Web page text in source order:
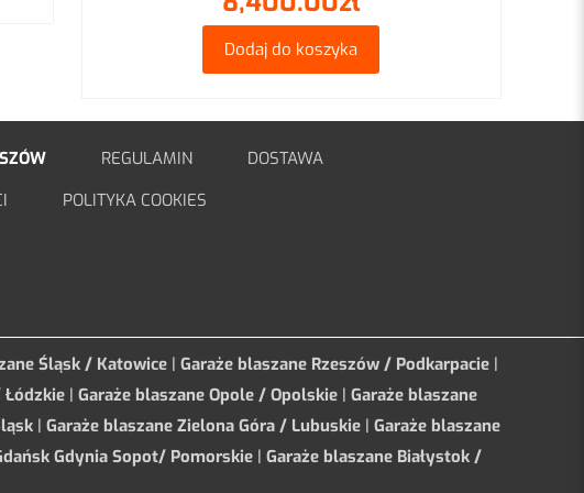
Dodaj do koszyka
REGULAMIN
DOSTAWA
POLITYKA COOKIES
Śląsk / Katowice | Garaże blaszane Rzeszów / Podkarpacie |
Łódzkie | Garaże blaszane Opole / Opolskie| Garaże blaszane
| Garaże blaszane Zielona Góra / Lubuskie | Garaże blaszane
Gdynia Sopot/ Pomorskie | Garaże blaszane Białystok /